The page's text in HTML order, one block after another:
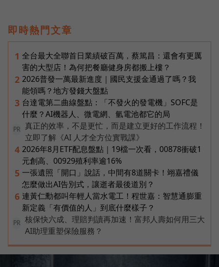
即時熱門文章
1 全台最大全聯首日業績破百萬，蔡篤昌：還會有更厲
害的大型店！為何把餐廳健身房都搬上樓？
2 2026普發一萬最新進度｜國民支援金通過了嗎？我
能領嗎？地方發錢大盤點
3 台達電第二曲線盤點：「不發火的發電機」SOFC是
什麼？AI機器人、微電網、氫電池都它的局
PR
真正的效率，不是更忙，而是建立更好的工作流程！
立即了解《AI 人才全方位實戰課》
4 2026年8月ETF配息盤點｜19檔一次看，00878衝破1
元創高、00929殖利率逾16%
5 一張遺照「開口」說話，中間有8道關卡！翊嘉禮儀
怎麼做出AI告別式，讓逝者最後道別？
6 連黃仁勳都叫年輕人當水電工！程世嘉：智慧通膨重
新定義「有價值的人」到底什麼樣子？
PR
核保快六成、理賠判讀再加速！富邦人壽如何用三大
AI助理重塑保險服務？